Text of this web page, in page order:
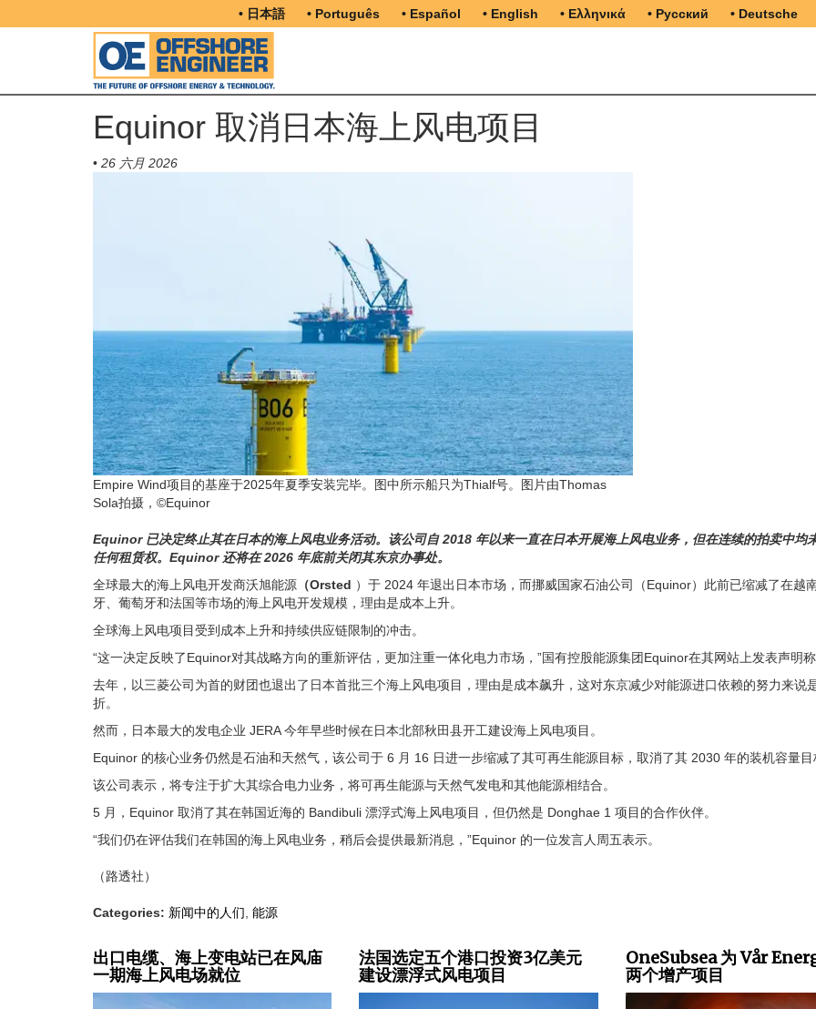
• 日本語 • Português • Español • English • Ελληνικά • Русский • Deutsche
Equinor 取消日本海上风电项目
• 26 六月 2026
Empire Wind项目的基座于2025年夏季安装完毕。图中所示船只为Thialf号。图片由Thomas
Sola拍摄，©Equinor
Equinor 已决定终止其在日本的海上风电业务活动。该公司自 2018 年以来一直在日本开展海上风电业务，但在连续的拍卖中均
任何租赁权。Equinor 还将在 2026 年底前关闭其东京办事处。
全球最大的海上风电开发商沃旭能源 （Orsted ）于 2024 年退出日本市场，而挪威国家石油公司（Equinor）此前已缩减了在越
牙、葡萄牙和法国等市场的海上风电开发规模，理由是成本上升。
全球海上风电项目受到成本上升和持续供应链限制的冲击。
“这一决定反映了Equinor对其战略方向的重新评估，更加注重一体化电力市场，”国有控股能源集团Equinor在其网站上发表声明
去年，以三菱公司为首的财团也退出了日本首批三个海上风电项目，理由是成本飙升，这对东京减少对能源进口依赖的努力来说
折。
然而，日本最大的发电企业 JERA 今年早些时候在日本北部秋田县开工建设海上风电项目。
Equinor 的核心业务仍然是石油和天然气，该公司于 6 月 16 日进一步缩减了其可再生能源目标，取消了其 2030 年的装机容量目
该公司表示，将专注于扩大其综合电力业务，将可再生能源与天然气发电和其他能源相结合。
5 月，Equinor 取消了其在韩国近海的 Bandibuli 漂浮式海上风电项目，但仍然是 Donghae 1 项目的合作伙伴。
“我们仍在评估我们在韩国的海上风电业务，稍后会提供最新消息，”Equinor 的一位发言人周五表示。
（路透社）
Categories: 新闻中的人们 能源
出口电缆、海上变电站已在风庙
一期海上风电场就位
法国选定五个港口投资3亿美元
建设漂浮式风电项目
OneSubsea 为 Vår
两个增产项目